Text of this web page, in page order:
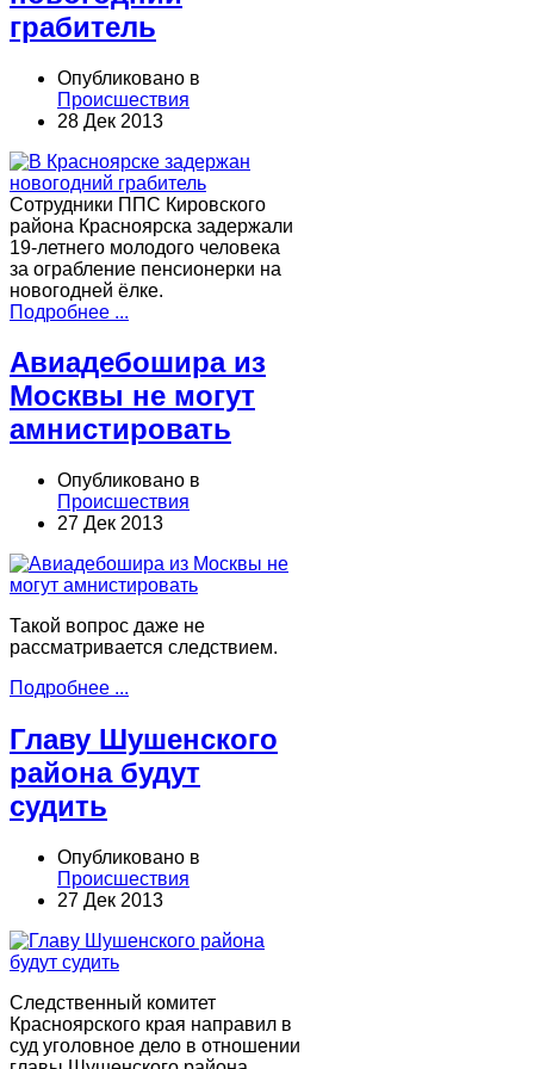
грабитель
Опубликовано в
Происшествия
28 Дек 2013
Сотрудники ППС Кировского
района Красноярска задержали
19-летнего молодого человека
за ограбление пенсионерки на
новогодней ёлке.
Подробнее ...
Авиадебошира из
Москвы не могут
амнистировать
Опубликовано в
Происшествия
27 Дек 2013
Такой вопрос даже не
рассматривается следствием.
Подробнее ...
Главу Шушенского
района будут
судить
Опубликовано в
Происшествия
27 Дек 2013
Следственный комитет
Красноярского края направил в
суд уголовное дело в отношении